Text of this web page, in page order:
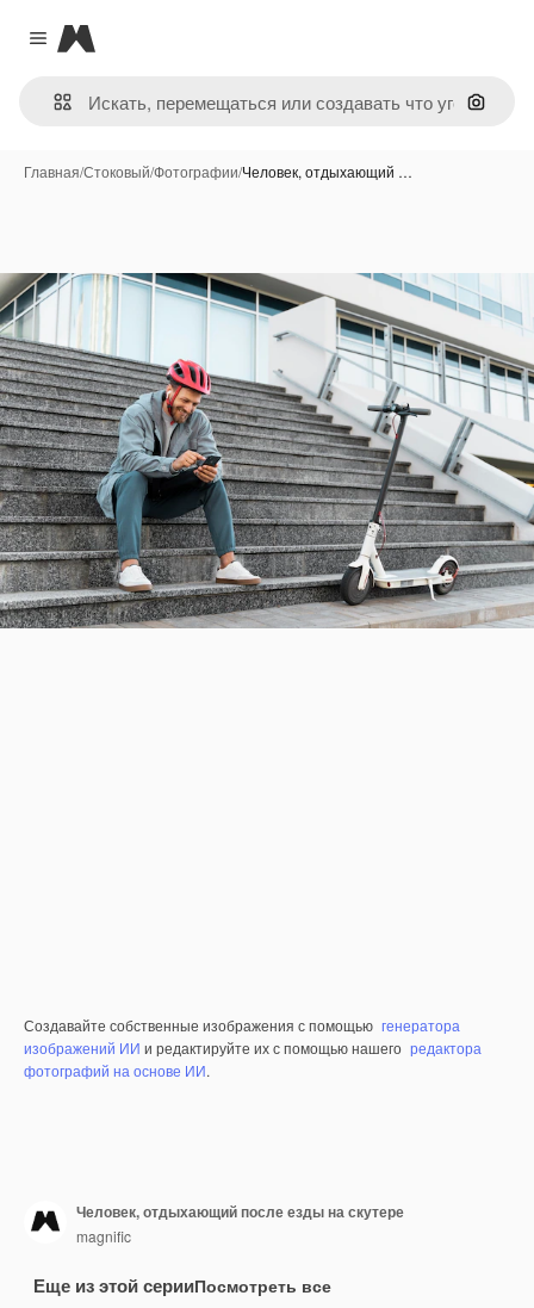
Close menu
Magnific
Поиск
Главная/Стоковый/Фотографии/Человек, отдыхающий …
Создавайте собственные изображения с помощью генератора
изображений ИИ и редактируйте их с помощью нашего редактора
фотографий на основе ИИ.
Человек, отдыхающий после езды на скутере
magnific
Еще из этой серииПосмотреть все